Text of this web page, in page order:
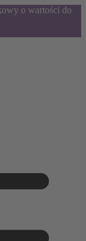
o wartości do